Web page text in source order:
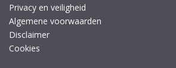
Privacy en veiligheid
Algemene voorwaarden
Disclaimer
Cookies